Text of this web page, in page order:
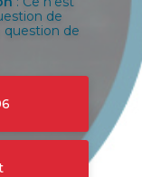
de
question de